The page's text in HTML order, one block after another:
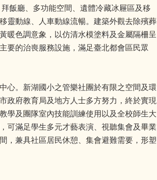
飯廳、多功能空間、遺體冷藏冰屜區及移
靈動線、人車動線流暢。建築外觀去除殯葬
暖色調意象，以仿清水模塗料及金屬隔柵呈
要的治喪服務設施，滿足臺北都會區民眾
心。新湖國小之管樂社團於有限之空間及環
政府教育局及地方人士多方努力，終於實現
學及團隊室內技能訓練使用以及全校師生大
可滿足學生多元才藝表演、視聽集會及畢業
，兼具社區居民休憩、集會避難需要，形塑